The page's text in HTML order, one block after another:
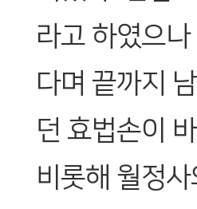
라고 하였으
다며 끝까지
던 효법손이
비롯해 월정